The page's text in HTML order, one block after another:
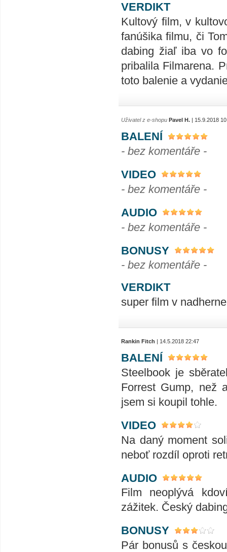
VERDIKT
Kultový film, v
fanúšika filmu, či
dabing žiaľ iba vo
pribalila Filmarena.
toto balenie a
Uživatel z e-shopu Pavel H. | 15.9.2018
BALENÍ
- bez komentáře -
VIDEO
- bez komentáře -
AUDIO
- bez komentáře -
BONUSY
- bez komentáře -
VERDIKT
super film v
Rankin Fitch | 14.5.2018 22:47
BALENÍ
Steelbook je
Forrest Gump, než
jsem si koupil tohle.
VIDEO
Na daný moment
neboť rozdíl oproti
AUDIO
Film neoplývá
zážitek. Český
BONUSY
Pár bonusů s